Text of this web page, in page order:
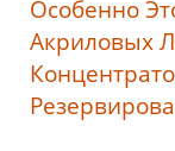
Особенно
Акриловых